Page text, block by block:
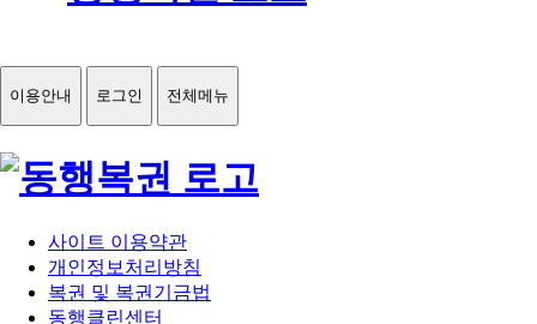
이용안내 로그인 전체메뉴
사이트 이용약관
개인정보처리방침
복권 및 복권기금법
동행클린센터